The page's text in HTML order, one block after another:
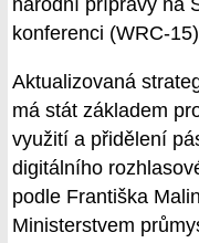
národní přípravy na
konferenci (WRC-
Aktualizovaná
má stát základem
využití a přidělení
digitálního
podle Františka
Ministerstvem